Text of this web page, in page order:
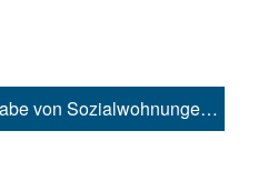
QUARTERBACK: Übergabe von Sozialwohnungen und Kindergarten im Dresdener Projekt „Ostravorwerk“